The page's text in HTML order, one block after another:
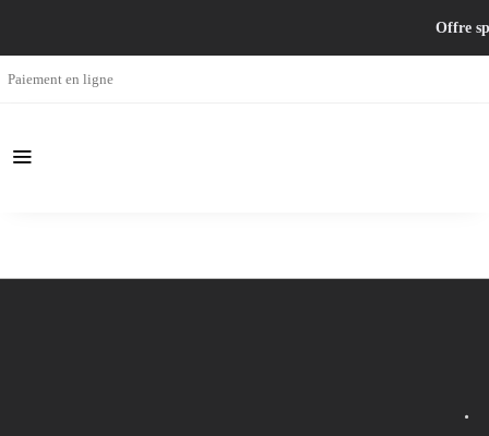
Offre
Paiement en ligne